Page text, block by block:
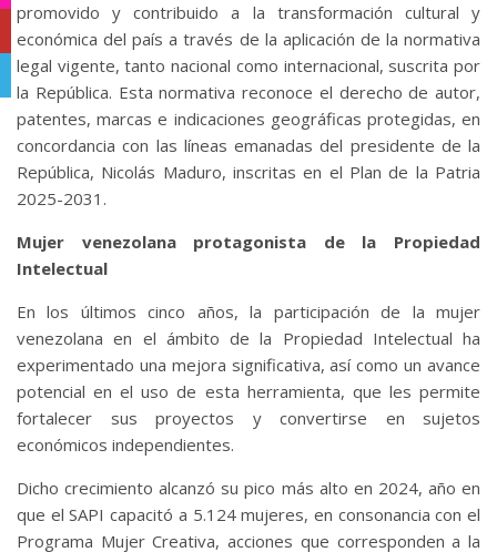
promovido y contribuido a la transformación cultural y
económica del país a través de la aplicación de la normativa
legal vigente, tanto nacional como internacional, suscrita por
la República. Esta normativa reconoce el derecho de autor,
patentes, marcas e indicaciones geográficas protegidas, en
concordancia con las líneas emanadas del presidente de la
República, Nicolás Maduro, inscritas en el Plan de la Patria
2025-2031.
Mujer venezolana protagonista de la Propiedad
Intelectual
En los últimos cinco años, la participación de la mujer
venezolana en el ámbito de la Propiedad Intelectual ha
experimentado una mejora significativa, así como un avance
potencial en el uso de esta herramienta, que les permite
fortalecer sus proyectos y convertirse en sujetos
económicos independientes.
Dicho crecimiento alcanzó su pico más alto en 2024, año en
que el SAPI capacitó a 5.124 mujeres, en consonancia con el
Programa Mujer Creativa, acciones que corresponden a la
YouTube
Telegram